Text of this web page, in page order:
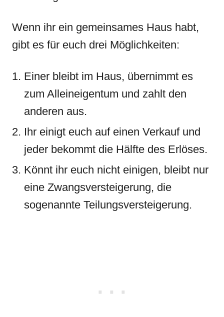
Wenn ihr ein gemeinsames Haus habt,
gibt es für euch drei Möglichkeiten:
Einer bleibt im Haus, übernimmt es
zum Alleineigentum und zahlt den
anderen aus.
Ihr einigt euch auf einen Verkauf und
jeder bekommt die Hälfte des Erlöses.
Könnt ihr euch nicht einigen, bleibt nur
eine Zwangsversteigerung, die
sogenannte Teilungsversteigerung.